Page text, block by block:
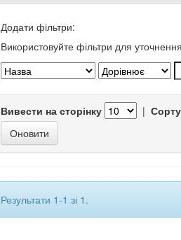
Додати фільтри:
Використовуйте фільтри для
Вивести на сторінку |
Результати 1-1 зі 1.